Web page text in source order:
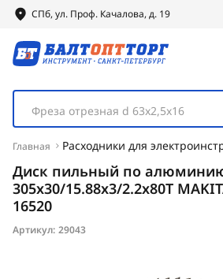
СПб, ул. Проф. Качалова, д. 19
Фреза отрезная d 63х2,5х16
Главная Расходники для
Диск пильный по
305x30/15.88x3/2.2x80T
16520
Артикул: 29043